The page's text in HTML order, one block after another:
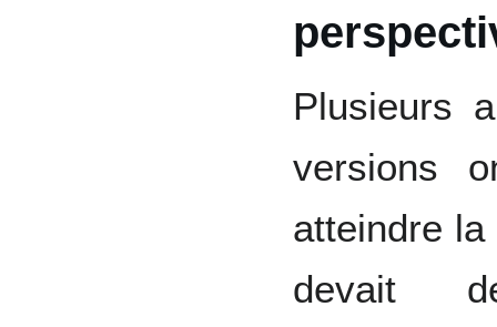
Plusieurs
versions
atteindre
devait